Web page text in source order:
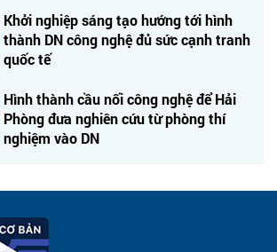
Khởi nghiệp sáng tạo hướng tới hình
thành DN công nghệ đủ sức cạnh tranh
quốc tế
Hình thành cầu nối công nghệ để Hải
Phòng đưa nghiên cứu từ phòng thí
nghiệm vào DN